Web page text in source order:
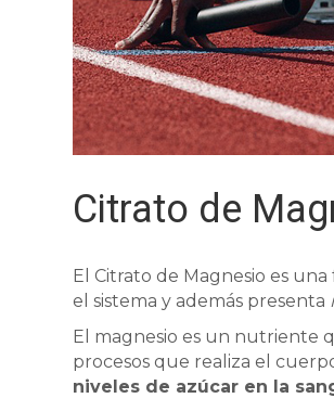
Citrato de
El Citrato de Magnesio es
el sistema y además presenta
El magnesio es un nutriente
procesos que realiza el
niveles de azúcar en la